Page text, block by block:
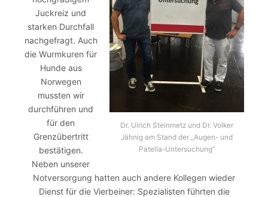
Dr. Ulrich Steinmetz und Dr. Volker
Jähnig am Stand der „Augen- und
Patella-Untersuchung“
Juckreiz und
starken Durchfall
nachgefragt. Auch
die Wurmkuren für
Hunde aus
Norwegen
mussten wir
durchführen und
für den
Grenzübertritt
bestätigen.
Neben unserer
Notversorgung hatten auch andere Kollegen wieder
Dienst für die Vierbeiner: Spezialisten führten die